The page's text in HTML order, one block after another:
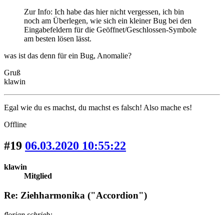
Zur Info: Ich habe das hier nicht vergessen, ich bin
noch am Überlegen, wie sich ein kleiner Bug bei den
Eingabefeldern für die Geöffnet/Geschlossen-Symbole
am besten lösen lässt.
was ist das denn für ein Bug, Anomalie?
Gruß
klawin
Egal wie du es machst, du machst es falsch! Also mache es!
Offline
#19 06.03.2020 10:55:22
klawin
Mitglied
Re: Ziehharmonika ("Accordion")